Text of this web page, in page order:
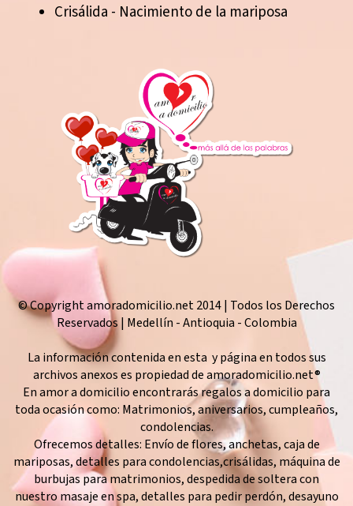
Crisálida - Nacimiento de la mariposa
© Copyright amoradomicilio.net 2014 | Todos los Derechos
Reservados | Medellín - Antioquia - Colombia
La información contenida en esta y página en todos sus
archivos anexos es propiedad de amoradomicilio.net®
En amor a domicilio encontrarás regalos a domicilio para
toda ocasión como: Matrimonios, aniversarios, cumpleaños,
condolencias.
Ofrecemos detalles: Envío de flores, anchetas, caja de
mariposas, detalles para condolencias,crisálidas, máquina de
burbujas para matrimonios, despedida de soltera con
nuestro masaje en spa, detalles para pedir perdón, desayuno